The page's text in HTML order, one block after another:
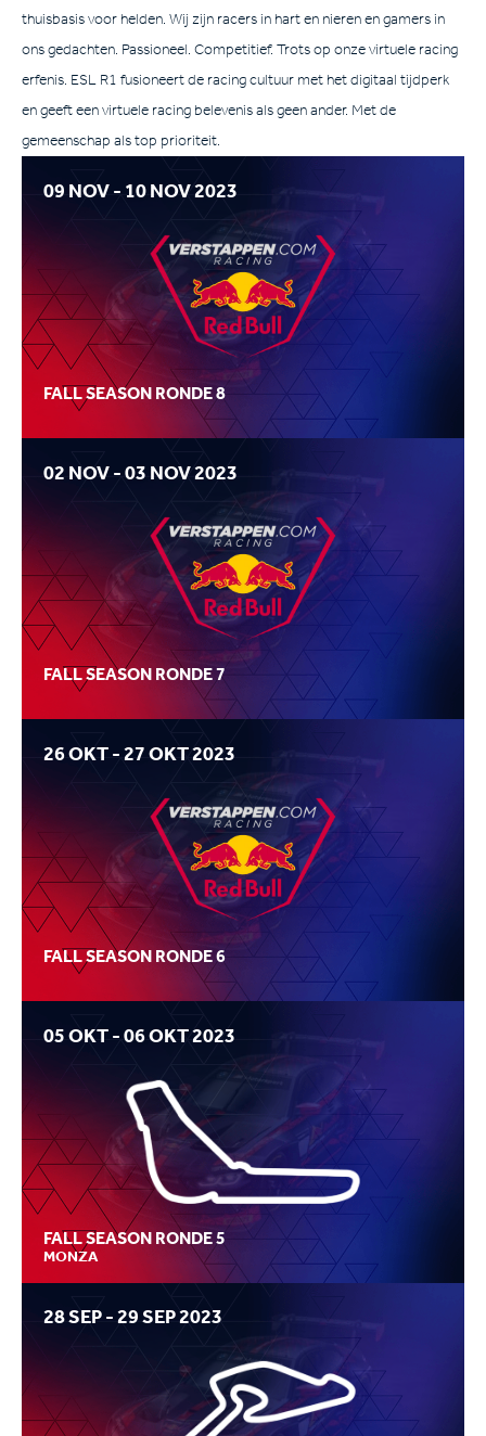
thuisbasis voor helden. Wij zijn racers in hart en nieren en gamers in
ons gedachten. Passioneel. Competitief. Trots op onze virtuele racing
erfenis. ESL R1 fusioneert de racing cultuur met het digitaal tijdperk
en geeft een virtuele racing belevenis als geen ander. Met de
gemeenschap als top prioriteit.
09 NOV - 10 NOV 2023
FALL SEASON RONDE 8
02 NOV - 03 NOV 2023
FALL SEASON RONDE 7
26 OKT - 27 OKT 2023
FALL SEASON RONDE 6
05 OKT - 06 OKT 2023
FALL SEASON RONDE 5
MONZA
28 SEP - 29 SEP 2023